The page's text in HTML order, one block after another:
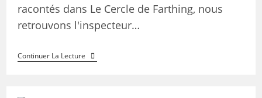
racontés dans Le Cercle de Farthing, nous
retrouvons l'inspecteur…
Continuer La Lecture